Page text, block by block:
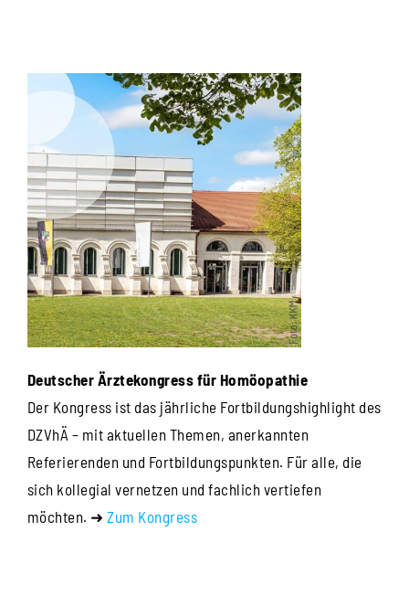
Deutscher Ärztekongress für Homöopathie
Der Kongress ist das jährliche Fortbildungshighlight des
DZVhÄ – mit aktuellen Themen, anerkannten
Referierenden und Fortbildungspunkten. Für alle, die
sich kollegial vernetzen und fachlich vertiefen
möchten. ➜Zum Kongress